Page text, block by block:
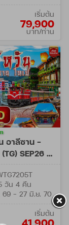
เริ่มต้น
79,900
บาท/ท่าน
อาลีซาน -
SEP26 -
วัน 4 คืน
69 - 27 มิ.ย. 70
เริ่มต้น